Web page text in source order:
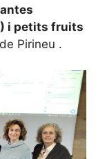
i petits fruits
Pirineu .